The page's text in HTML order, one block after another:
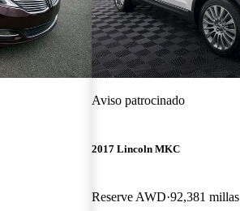
Aviso patrocinado
2017 Lincoln MKC
Reserve AWD 92,381 millas